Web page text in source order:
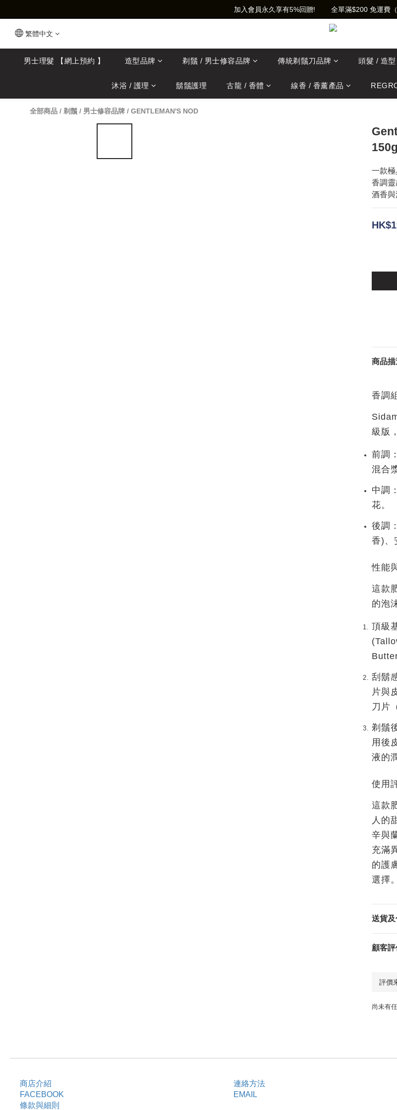
加入會員永久享有5%回贈!        全單滿$200 免運費（
繁體中文
男士理髮 【網上預約 】 造型品牌 剃鬚 / 男士修容品牌 傳統剃鬚刀品牌 頭髮 / 造型
沐浴 / 護理 鬍鬚護理 古龍 / 香體 線香 / 香薰產品
全部商品 / 剃鬚 / 男士修容品牌 / GENTLEMAN'S NOD
150g
一款
香調靈
酒香與
商品描
香調
級版
前調
混合
中調
花。
後調
香)、
性能
這款
的泡
頂級
刮鬍
片與
刀片
剃鬚
用後
液的
使用
這款
人的
辛與
充滿
的護
選擇。
送貨
顧客評
尚未有
商店介紹
FACEBOOK
條款與細則
連絡方法
EMAIL